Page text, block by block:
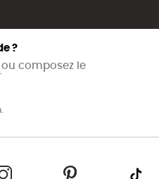
?
ou composez le